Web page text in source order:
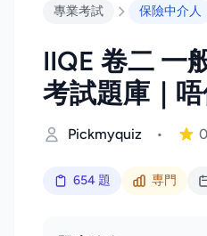
專業考試 保險中介人
IIQE 卷二 一
考試題庫｜
Pickmyquiz •
654 題 専門